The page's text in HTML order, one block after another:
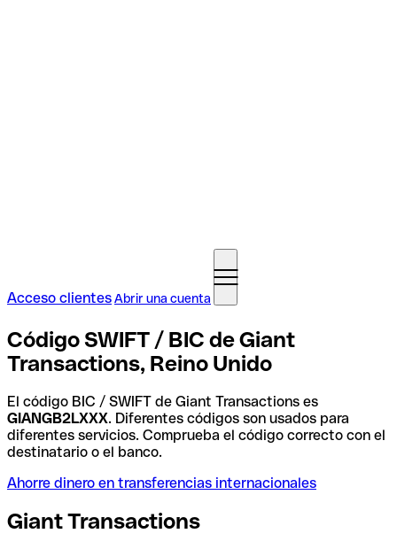
Acceso clientesAbrir una cuenta
Código SWIFT / BIC de Giant
Transactions, Reino Unido
El código BIC / SWIFT de Giant Transactions es
GIANGB2LXXX. Diferentes códigos son usados para
diferentes servicios. Comprueba el código correcto con el
destinatario o el banco.
Ahorre dinero en transferencias internacionales
Giant Transactions